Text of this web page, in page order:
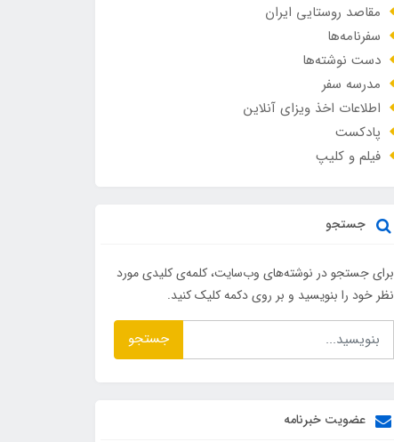
مقاصد روستایی ایران
سفرنامه‌ها
دست نوشته‌ها
مدرسه سفر
اطلاعات اخذ ویزای آنلاین
پادکست
فیلم و کلیپ
جستجو
برای جستجو در نوشته‌های وب‌سایت، کلمه‌ی کلیدی مورد
نظر خود را بنویسید و بر روی دکمه کلیک کنید.
جستجو
عضویت خبرنامه